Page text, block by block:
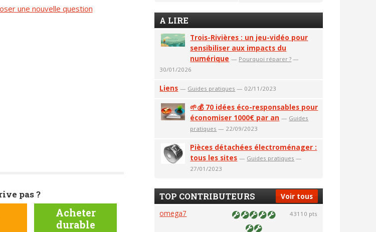
une nouvelle question
pas ?
Acheter
durable
A LIRE
Trois-Rivières : un jeu-vidéo pour
sensibiliser aux impacts du
numérique — Pourquoi réparer ? —
30/01/2026
Liens — Guides pratiques — 02/11/2023
🌱💰 70 idées éco-responsables pour
économiser 1000€ par an — Guides
pratiques — 22/09/2023
Pièces détachées électroménager :
tous les sites — Guides pratiques —
27/01/2023
Voir tous
TOP CONTRIBUTEURS
omega7 43110 pts